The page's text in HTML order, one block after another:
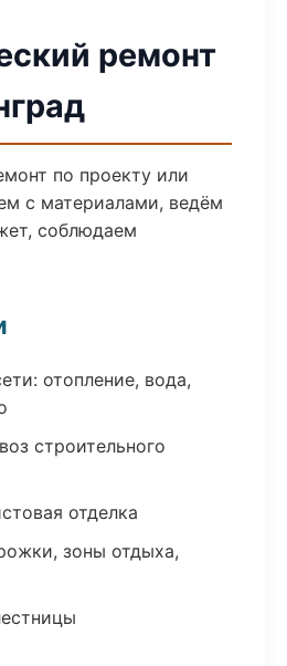
ремонт
по проекту или
с материалами, ведём
соблюдаем
отопление, вода,
строительного
отделка
зоны отдыха,